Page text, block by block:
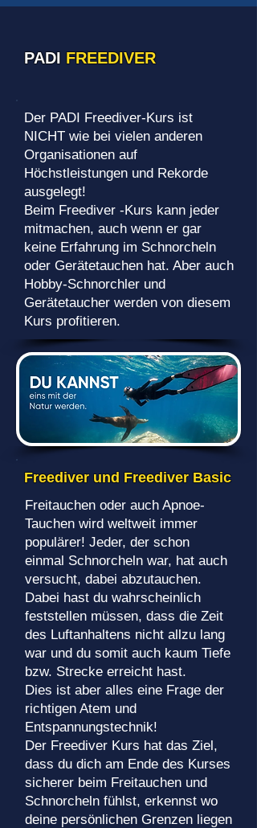
PADI FREEDIVER
Der PADI Freediver-Kurs ist
NICHT wie bei vielen anderen
Organisationen auf
Höchstleistungen und Rekorde
ausgelegt!
Beim Freediver -Kurs kann jeder
mitmachen, auch wenn er gar
keine Erfahrung im Schnorcheln
oder Gerätetauchen hat. Aber auch
Hobby-Schnorchler und
Gerätetaucher werden von diesem
Kurs profitieren.
Freediver und Freediver Basic
Freitauchen oder auch Apnoe-
Tauchen wird weltweit immer
populärer! Jeder, der schon
einmal Schnorcheln war, hat auch
versucht, dabei abzutauchen.
Dabei hast du wahrscheinlich
feststellen müssen, dass die Zeit
des Luftanhaltens nicht allzu lang
war und du somit auch kaum Tiefe
bzw. Strecke erreicht hast.
Dies ist aber alles eine Frage der
richtigen Atem und
Entspannungstechnik!
Der Freediver Kurs hat das Ziel,
dass du dich am Ende des Kurses
sicherer beim Freitauchen und
Schnorcheln fühlst, erkennst wo
deine persönlichen Grenzen liegen